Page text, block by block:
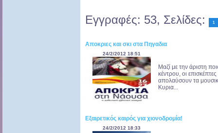
Εγγραφές: 53, Σελίδες: 1
Αποκριες και σκι στα Πηγαδια
24/2/2012 18:51
Μαζί με την άριστη
κέντρου, οι
απολαύσουν τα
Κυρια...
Εξαιρετικός καιρός για χιονοδρομία!
24/2/2012 18:33